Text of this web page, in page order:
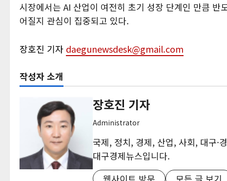
시장에서는 AI 산업이 여전히 초기 성장 단계인 만큼
어질지 관심이 집중되고 있다.
장호진 기자 daegunewsdesk@gmail.com
작성자 소개
장호진 기자
Administrator
국제, 정치, 경제, 산업, 사회, 대구·
대구경제뉴스입니다.